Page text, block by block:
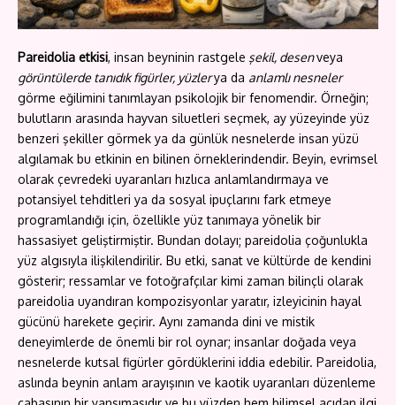
Pareidolia etkisi, insan beyninin rastgele şekil, desenveya
görüntülerde tanıdık figürler, yüzlerya da anlamlı nesneler
görme eğilimini tanımlayan psikolojik bir fenomendir. Örneğin;
bulutların arasında hayvan siluetleri seçmek, ay yüzeyinde yüz
benzeri şekiller görmek ya da günlük nesnelerde insan yüzü
algılamak bu etkinin en bilinen örneklerindendir. Beyin, evrimsel
olarak çevredeki uyaranları hızlıca anlamlandırmaya ve
potansiyel tehditleri ya da sosyal ipuçlarını fark etmeye
programlandığı için, özellikle yüz tanımaya yönelik bir
hassasiyet geliştirmiştir. Bundan dolayı; pareidolia çoğunlukla
yüz algısıyla ilişkilendirilir. Bu etki, sanat ve kültürde de kendini
gösterir; ressamlar ve fotoğrafçılar kimi zaman bilinçli olarak
pareidolia uyandıran kompozisyonlar yaratır, izleyicinin hayal
gücünü harekete geçirir. Aynı zamanda dini ve mistik
deneyimlerde de önemli bir rol oynar; insanlar doğada veya
nesnelerde kutsal figürler gördüklerini iddia edebilir. Pareidolia,
aslında beynin anlam arayışının ve kaotik uyaranları düzenleme